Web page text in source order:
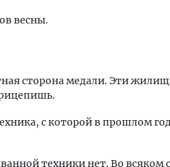
весны.
сторона медали. Эти
с которой в прошлом
техники нет. Во всяком